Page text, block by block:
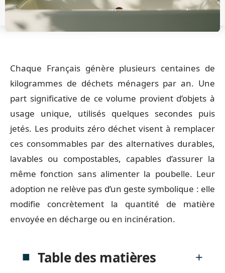
Chaque Français génère plusieurs centaines de
kilogrammes de déchets ménagers par an. Une
part significative de ce volume provient d’objets à
usage unique, utilisés quelques secondes puis
jetés. Les produits zéro déchet visent à remplacer
ces consommables par des alternatives durables,
lavables ou compostables, capables d’assurer la
même fonction sans alimenter la poubelle. Leur
adoption ne relève pas d’un geste symbolique : elle
modifie concrètement la quantité de matière
envoyée en décharge ou en incinération.
Table des matières